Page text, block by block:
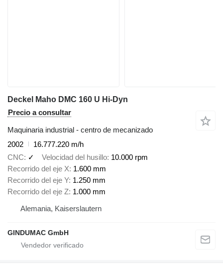
Deckel Maho DMC 160 U Hi-Dyn
Precio a consultar
Maquinaria industrial - centro de mecanizado
2002
16.777.220 m/h
CNC
✓ Velocidad del husillo 10.000 rpm
Recorrido del eje X 1.600 mm
Recorrido del eje Y 1.250 mm
Recorrido del eje Z 1.000 mm
Alemania, Kaiserslautern
GINDUMAC GmbH